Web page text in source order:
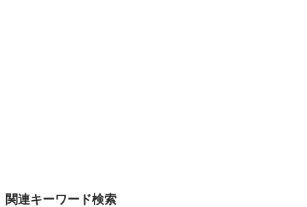
関連キーワード検索